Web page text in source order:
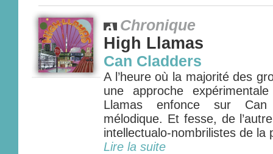
Chronique
High Llamas
Can Cladders
A l’heure où la majorité des
une approche
Llamas enfonce sur
mélodique. Et fesse, de
intellectualo-nombrilistes de la
Lire la suite